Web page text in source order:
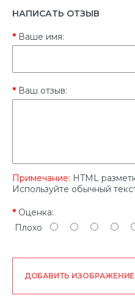
НАПИСАТЬ ОТЗЫВ
Ваше имя:
Ваш отзыв:
Примечание: HTML
Используйте обычный
Оценка:
Плохо
ДОБАВИТЬ ИЗОБРАЖЕНИЕ